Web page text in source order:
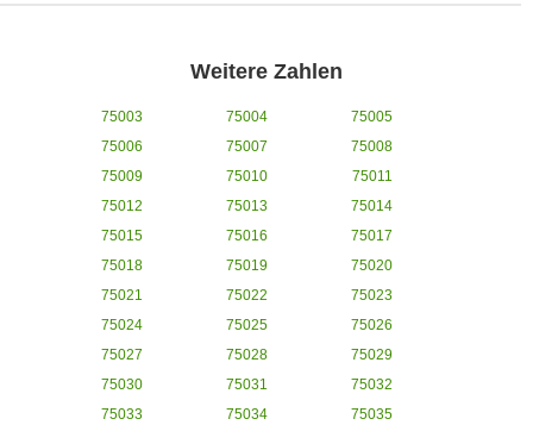
Weitere Zahlen
75003 75004
75005
75006
75007
75008
75009
75010
75011
75012
75013
75014
75015
75016
75017
75018
75019
75020
75021
75022
75023
75024
75025
75026
75027
75028
75029
75030
75031
75032
75033
75034
75035